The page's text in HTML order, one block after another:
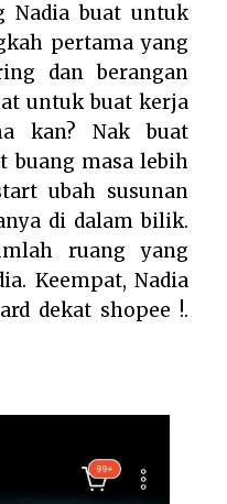
Nadia buat untuk
pertama yang
dan berangan
untuk buat kerja
kan? Nak buat
buang masa lebih
ubah susunan
di dalam bilik.
ruang yang
Keempat, Nadia
dekat shopee !.